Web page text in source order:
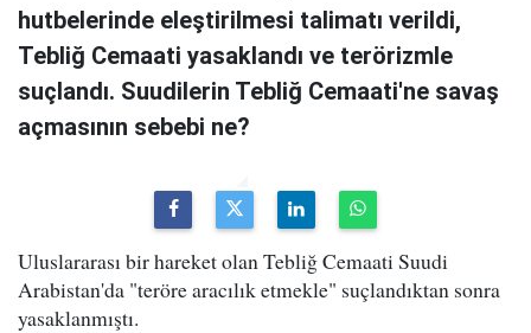
hutbelerinde eleştirilmesi talimatı verildi,
Tebliğ Cemaati yasaklandı ve terörizmle
suçlandı. Suudilerin Tebliğ Cemaati'ne savaş
açmasının sebebi ne?
Uluslararası bir hareket olan Tebliğ Cemaati Suudi
Arabistan'da "teröre aracılık etmekle" suçlandıktan sonra
yasaklanmıştı.